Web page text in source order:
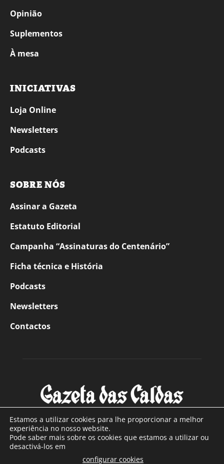
Opinião
Suplementos
À mesa
INICIATIVAS
Loja Online
Newsletters
Podcasts
SOBRE NÓS
Assinar a Gazeta
Estatuto Editorial
Campanha “Assinaturas do Centenário”
Ficha técnica e História
Podcasts
Newsletters
Contactos
SOBRE NÓS
Com sede nas Caldas da Rainha e mais de 90 anos de
Estamos a utilizar cookies para lhe proporcionar a melhor
experiência no nosso website.
Pode saber mais sobre os cookies que estamos a utilizar ou
desactivá-los em
configurar cookies